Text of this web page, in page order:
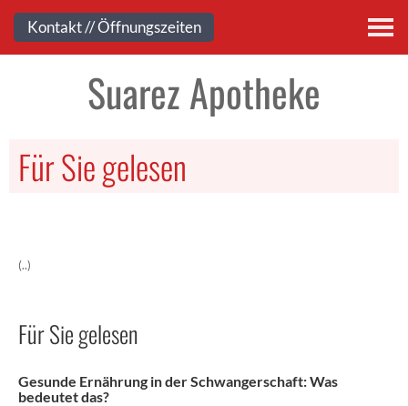
Kontakt
Suarez Apotheke
Für Sie gelesen
(..)
Für Sie gelesen
Gesunde Ernährung in der Schwangerschaft: Was
bedeutet das?
Kontakt // Öffnungszeiten